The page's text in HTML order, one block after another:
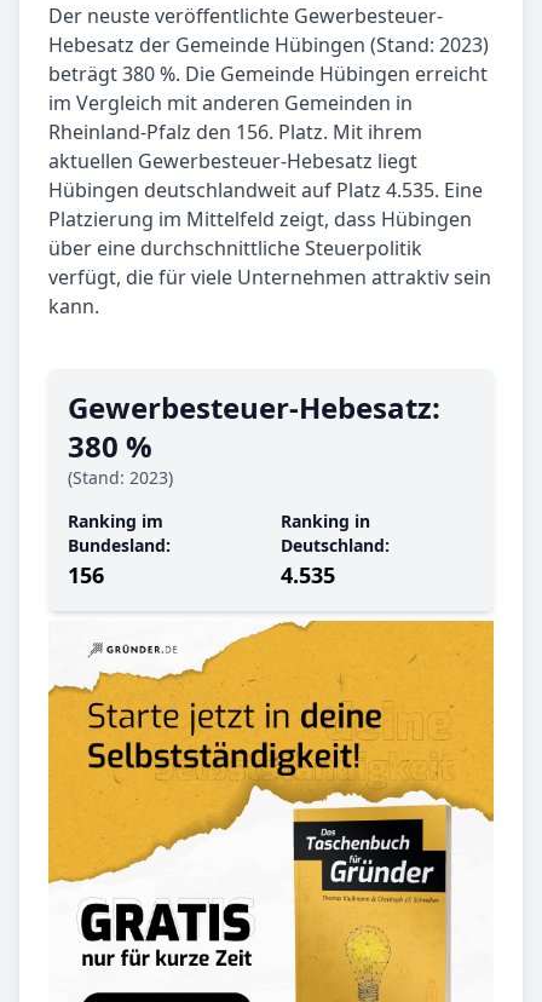
Der neuste veröffentlichte Gewerbesteuer-
Hebesatz der Gemeinde Hübingen (Stand: 2023)
beträgt 380 %. Die Gemeinde Hübingen erreicht
im Vergleich mit anderen Gemeinden in
Rheinland-Pfalz den 156. Platz. Mit ihrem
aktuellen Gewerbesteuer-Hebesatz liegt
Hübingen deutschlandweit auf Platz 4.535. Eine
Platzierung im Mittelfeld zeigt, dass Hübingen
über eine durchschnittliche Steuerpolitik
verfügt, die für viele Unternehmen attraktiv sein
kann.
Gewerbe­steuer-Hebe­satz:
380 %
(Stand: 2023)
Ranking im
Bundesland:
156
Ranking in
Deutschland:
4.535